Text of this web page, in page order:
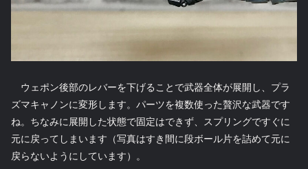
ウェポン後部のレバーを下げることで武器全体が展開し、プラ
ズマキャノンに変形します。パーツを複数使った贅沢な武器です
ね。ちなみに展開した状態で固定はできず、スプリングですぐに
元に戻ってしまいます（写真はすき間に段ボール片を詰めて元に
戻らないようにしています）。